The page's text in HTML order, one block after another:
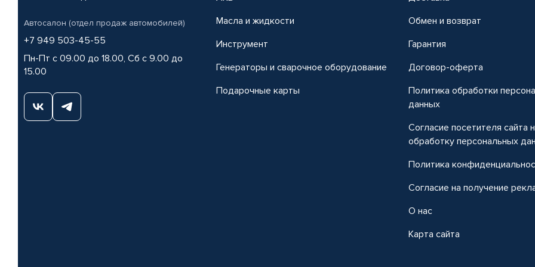
Автосалон (отдел продаж автомобилей)
+7 949 503-45-55
Пн-Пт с 09.00 до 18.00, Сб с 9.00 до
15.00
Масла и жидкости
Инструмент
Генераторы и сварочное оборудование
Подарочные карты
Обмен и возврат
Гарантия
Договор-оферта
Политика обработки
данных
Согласие посетителя сайта
обработку персональных
Политика
Согласие на получение
О нас
Карта сайта